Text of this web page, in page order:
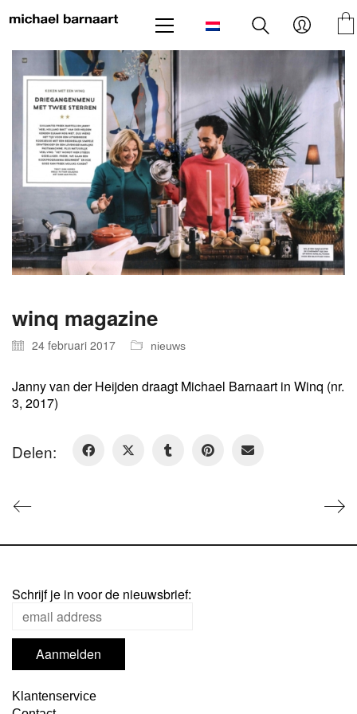
winq magazine
24 februari 2017 nieuws
Janny van der Heijden draagt Michael Barnaart in Winq (nr.
3, 2017)
Delen:
Schrijf je in voor de nieuwsbrief:
Klantenservice